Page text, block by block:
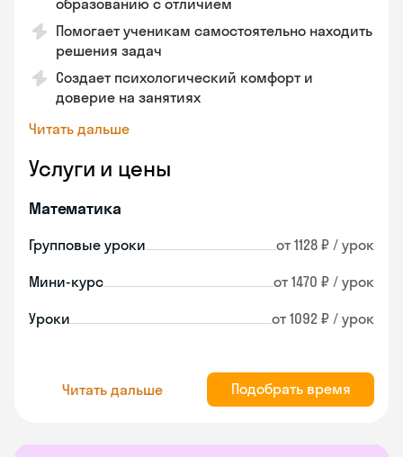
образованию с отличием
Помогает ученикам самостоятельно находить
решения задач
Создает психологический комфорт и
доверие на занятиях
Читать дальше
Услуги и цены
Математика
Групповые уроки от 1128 ₽ / урок
Мини-курс от 1470 ₽ / урок
Уроки от 1092 ₽ / урок
Читать дальше Подобрать время